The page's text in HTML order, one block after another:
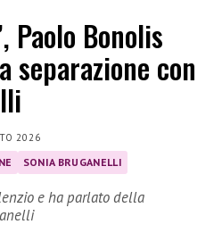
Paolo Bonolis
separazione con
2026
SONIA BRUGANELLI
e ha parlato della